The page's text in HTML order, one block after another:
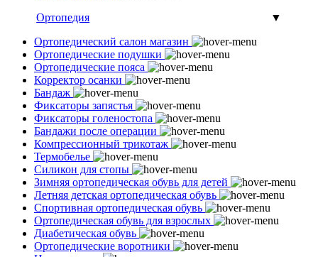
Ортопедия
▼
Ортопедический салон магазин
Ортопедические подушки
Ортопедические пояса
Корректор осанки
Бандаж
Фиксаторы запястья
Фиксаторы голеностопа
Бандажи после операции
Компрессионный трикотаж
Термобелье
Силикон для стопы
Зимняя ортопедическая обувь для детей
Летняя детская ортопедическая обувь
Спортивная ортопедическая обувь
Ортопедическая обувь для взрослых
Диабетическая обувь
Ортопедические воротники